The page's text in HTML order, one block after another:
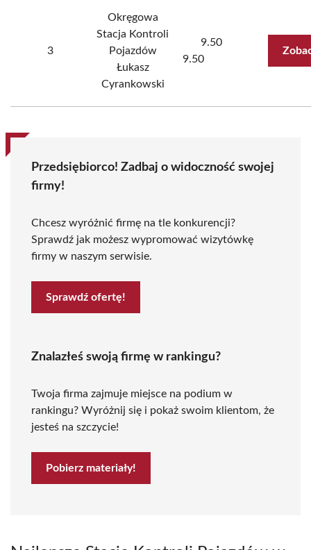
3
Okręgowa
Stacja Kontroli
Pojazdów
Łukasz
Cyrankowski
9.50
9.50
Przedsiębiorco! Zadbaj o widoczność swojej
firmy!
Chcesz wyróżnić firmę na tle konkurencji?
Sprawdź jak możesz wypromować wizytówkę
firmy w naszym serwisie.
Sprawdź ofertę!
Znalazłeś swoją firmę w rankingu?
Twoja firma zajmuje miejsce na podium w
rankingu? Wyróżnij się i pokaż swoim klientom, że
jesteś na szczycie!
Pobierz materiały!